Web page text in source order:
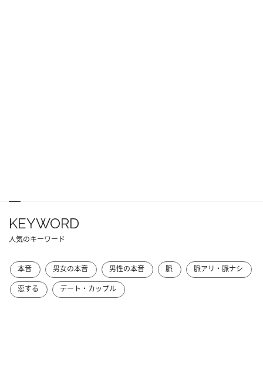
KEYWORD
人気のキーワード
本音 男女の本音 男性の本音 脈
脈アリ・脈ナシ
恋する
デート・カップル